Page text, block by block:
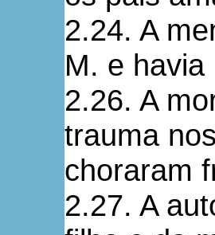
2.24. A
M. e
2.26. A
trauma
choraram
2.27. A